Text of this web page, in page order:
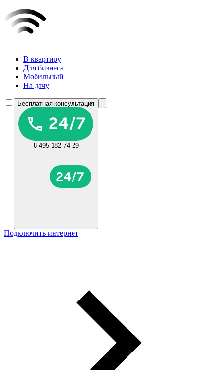
В квартиру
Для бизнеса
Мобильный
На дачу
Бесплатная консультация
8 495 182 74 29
Подключить интернет